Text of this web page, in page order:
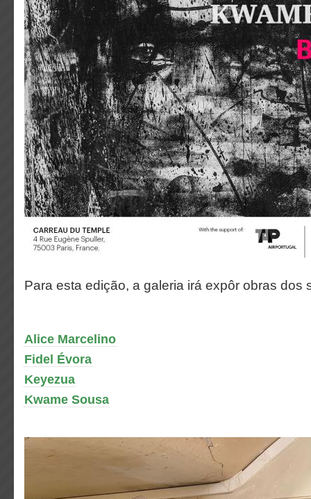
Para esta edição, a galeria irá expôr obras dos
Alice Marcelino
Fidel Évora
Keyezua
Kwame Sousa